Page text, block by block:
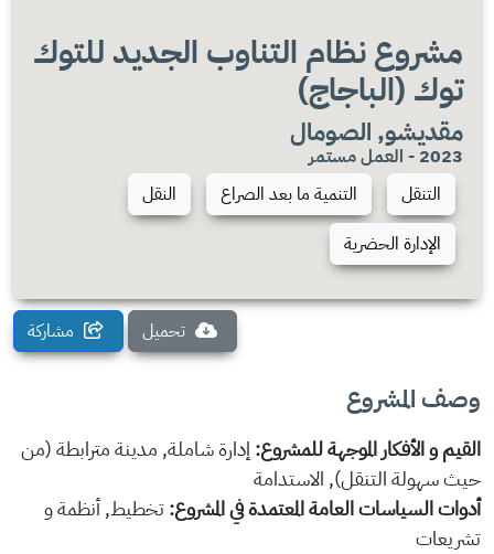
مشروع نظام التناوب الجديد للتوك
توك (الباجاج)
مقديشو, الصومال
2023 - العمل مستمر
التنقل
التنمية ما بعد الصراع
النقل
الإدارة الحضرية
تحميل مشاركة
وصف المشروع
القيم و الأفكار الموجهة للمشروع: إدارة شاملة, مدينة مترابطة (من
حيث سهولة التنقل), الاستدامة
أدوات السياسات العامة المعتمدة في المشروع:تخطيط, أنظمة و
تشريعات